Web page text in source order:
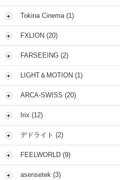
Tokina Cinema (1)
FXLION (20)
FARSEEING (2)
LIGHT＆MOTION (1)
ARCA-SWISS (20)
Irix (12)
デドライト (2)
FEELWORLD (9)
asensetek (3)